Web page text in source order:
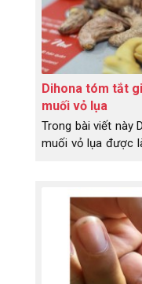
Dihona tóm tắt
muối vỏ lụa
Trong bài viết này
muối vỏ lụa được
hạt điều rang
tốt cho sức
biết về những lợi
thiệu về hạt điều
như thế nào nhé!